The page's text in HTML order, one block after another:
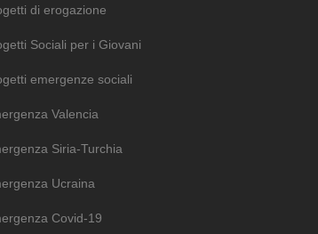
di erogazione
Sociali per i Giovani
emergenze sociali
Valencia
Siria-Turchia
Ucraina
Covid-19